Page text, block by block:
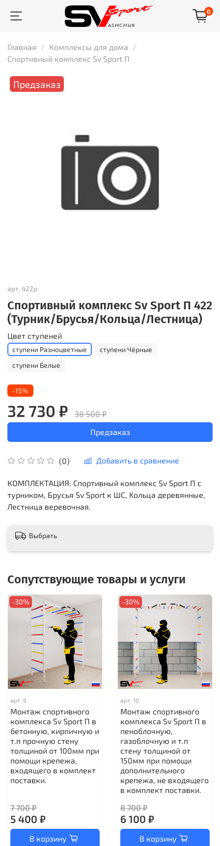
0
Главная
Комплексы для дома
Спортивный комплекс Sv Sport П
Предзаказ
арт. 422р
Спортивный комплекс Sv Sport П 422
(Турник/Брусья/Кольца/Лестница)
(0) Добавить в сравнение
Цвет ступеней
ступени Разноцветные
ступени Чёрные
ступени Белые
-15%
32 730 ₽
38 500 ₽
Предзаказ
КОМПЛЕКТАЦИЯ: Спортивный комплекс Sv Sport П с
турником, Брусья Sv Sport к ШС, Kольца деревянные,
Лестница веревочная.
Выбрать
Сопутствующие товары и услуги
-30%
арт. 9
Монтаж спортивного
комплекса Sv Sport П в
бетонную, кирпичную и
т.п прочную стену
толщиной от 100мм при
помощи крепежа,
входящего в комплект
поставки.
7 700 ₽
5 400 ₽
В корзину
-30%
арт. 10
Монтаж спортивного
комплекса Sv Sport П в
пеноблочную,
газоблочную и т.п
стену толщиной от
150мм при помощи
дополнительного
крепежа, не входящего
в комплект поставки.
8 700 ₽
6 100 ₽
В корзину